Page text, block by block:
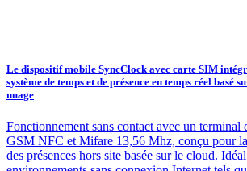
Le dispositif mobile SyncClock avec carte SIM
système de temps et de présence en temps réel basé
nuage
Fonctionnement sans contact avec un terminal
GSM NFC et Mifare 13,56 Mhz, conçu pour
des présences hors site basée sur le cloud.